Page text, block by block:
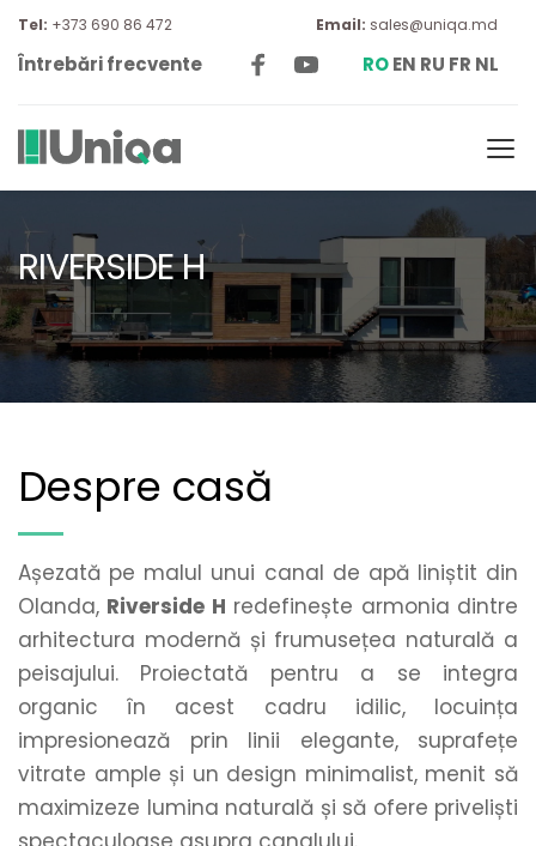
Tel: +373 690 86 472 Email: sales@uniqa.md
Întrebări frecvente ROEN RU FR NL
RIVERSIDE H
Despre casă
Așezată pe malul unui canal de apă liniștit din
Olanda, Riverside H redefinește armonia dintre
arhitectura modernă și frumusețea naturală a
peisajului. Proiectată pentru a se integra
organic în acest cadru idilic, locuința
impresionează prin linii elegante, suprafețe
vitrate ample și un design minimalist, menit să
maximizeze lumina naturală și să ofere priveliști